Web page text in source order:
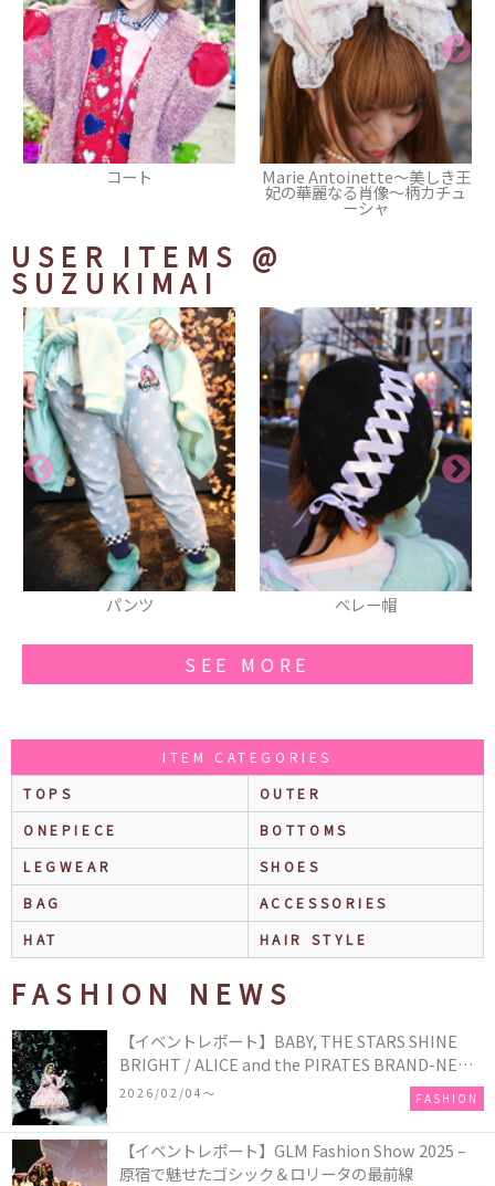
Marie Antoinette～美しき王
妃の華麗なる肖像～柄カチュ
ブレスレット
USER ITEMS @
SUZUKIMAI
ベレー帽 パンツ
SEE MORE
ITEM CATEGORIES
TOPS
OUTER
ONEPIECE
BOTTOMS
LEGWEAR
SHOES
BAG
ACCESSORIES
HAT
HAIR STYLE
FASHION NEWS
【イベントレポート】BABY, THE STARS SHINE
BRIGHT / ALICE and the PIRATES BRAND-NEW
COLLECTION in TOKYO
2026/02/04〜 FASHION
【イベントレポート】GLM Fashion Show 2025 –
原宿で魅せたゴシック＆ロリータの最前線